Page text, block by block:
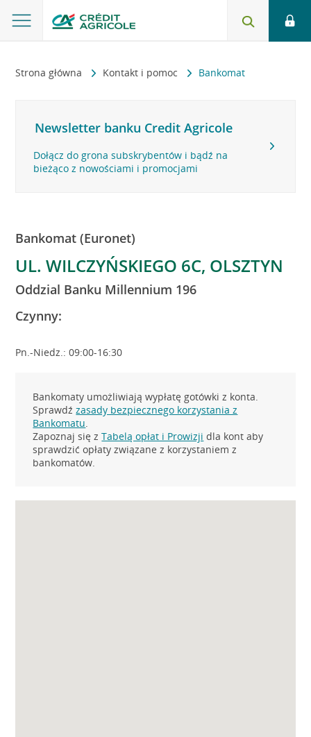
Strona główna Kontakt i pomoc Bankomat
Newsletter banku Credit Agricole
Dołącz do grona subskrybentów i bądź na
bieżąco z nowościami i promocjami
Bankomat (Euronet)
UL. WILCZYŃSKIEGO 6C, OLSZTYN
Oddzial Banku Millennium 196
Czynny:
Pn.-Niedz.: 09:00-16:30
Bankomaty umożliwiają wypłatę gotówki z konta.
Sprawdźzasady bezpiecznego korzystania z
Bankomatu.
Zapoznaj się zTabelą opłat i Prowizji dla kont aby
sprawdzić opłaty związane z korzystaniem z
bankomatów.